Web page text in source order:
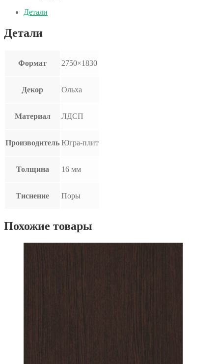
Детали
Детали
Формат 2750×1830
Декор Ольха
Материал ЛДСП
Производитель Югра-плит
Толщина 16 мм
Тиснение Поры
Похожие товары